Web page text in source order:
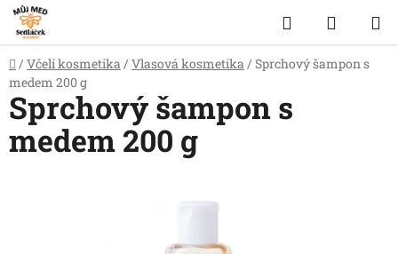
Přejít
na
obsah
Hledat
KOŠÍK
Domů
/ Včelí kosmetika / Vlasová kosmetika / Sprchový šampon s
medem 200 g
Sprchový šampon s
medem 200 g